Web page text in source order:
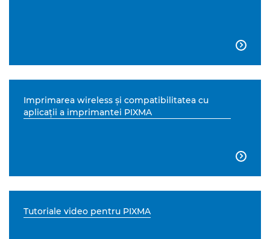

Imprimarea wireless şi compatibilitatea cu
aplicaţii a imprimantei PIXMA

Tutoriale video pentru PIXMA